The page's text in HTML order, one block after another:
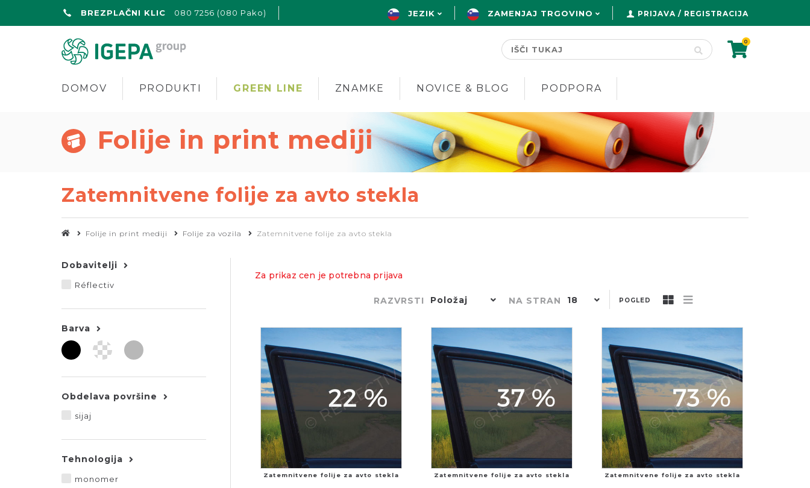
BREZPLAČNI KLIC 080 7256 (080 Pako) JEZIK ZAMENJAJ TRGOVINO
0
PRIJAVA / REGISTRACIJA
DOMOV PRODUKTI GREEN LINE ZNAMKE NOVICE & BLOG PODPORA
Folije in print mediji
Zatemnitvene folije za avto stekla
Folije in print mediji Folije za vozila Zatemnitvene folije za avto stekla
Dobavitelji
Réflectiv
Barva
Obdelava površine
sijaj
Tehnologija
monomer
Za prikaz cen je potrebna prijava
RAZVRSTI Položaj NA STRAN 18 POGLED
Zatemnitvene folije za avto stekla Zatemnitvene folije za avto stekla Zatemnitvene folije za avto stekla